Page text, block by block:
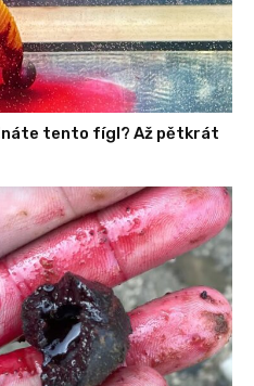
tento fígl? Až pětkrát